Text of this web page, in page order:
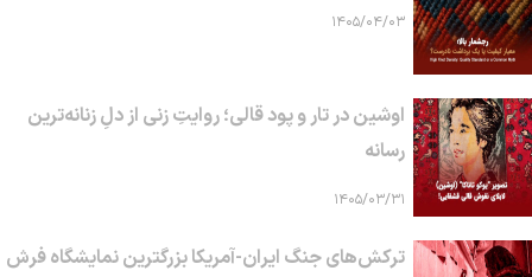
۱۴۰۵/۰۴/۰۳
اوشین در تار و پود قالی؛ روایتِ زنی از دلِ زنانه‌ترین
رسانه
۱۴۰۵/۰۳/۳۱
ترکش‌های جنگ ایران-آمریکا بزرگترین نمایشگاه فرش